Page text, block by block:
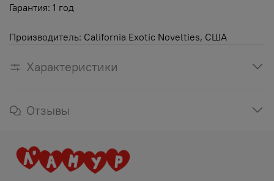
Гарантия: 1 год
Производитель: California Exotic Novelties, США
Характеристики
Отзывы